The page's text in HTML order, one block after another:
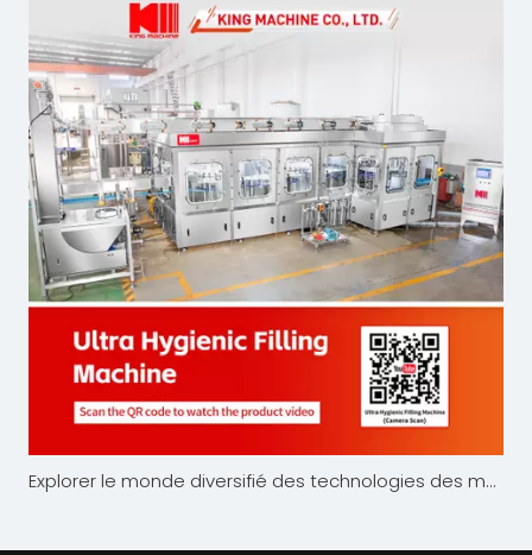
Explorer le monde diversifié des technologies des machines de remplissage